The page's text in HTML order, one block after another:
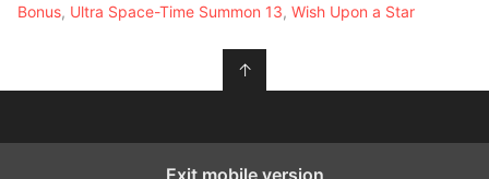
Bonus, Ultra Space-Time Summon 13, Wish Upon a Star
↑
Exit mobile version